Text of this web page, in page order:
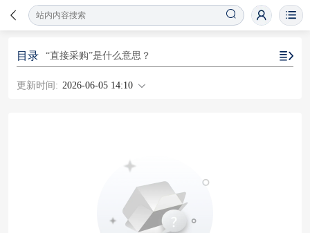
目录 “直接采购”是什么意思？
更新时间: 2026-06-05 14:10